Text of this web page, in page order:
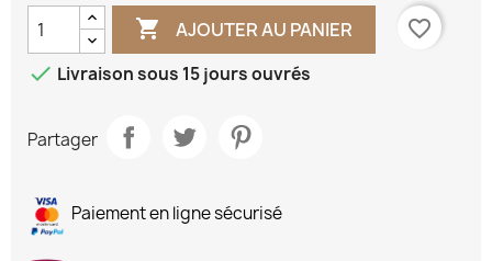
 AJOUTER AU PANIER
favorite_border
 Livraison sous 15 jours ouvrés
Partager
Paiement en ligne sécurisé